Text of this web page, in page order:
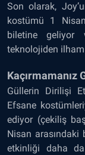
Son olarak,
kostümü 1
biletine geliyor
teknolojiden
Güllerin Dirilişi
Efsane
ediyor (çekiliş
Nisan arasındaki
etkinliği daha